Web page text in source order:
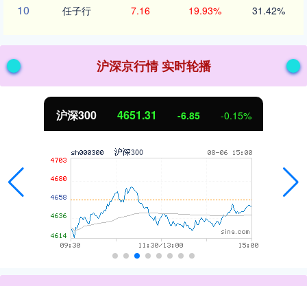
10 任子行 7.16 19.93% 31.42%
沪深京行情 实时轮播
4651.31 -6.85 -0.15%